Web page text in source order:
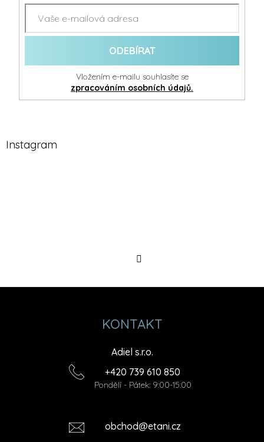
ODEBÍRAT
Vložením e-mailu souhlasíte se
zpracováním osobních údajů.
Instagram
KONTAKT
Adiel s.r.o.
+420 739 610 850
Pondělí - Pátek: 9:00-15:00
obchod@etani.cz